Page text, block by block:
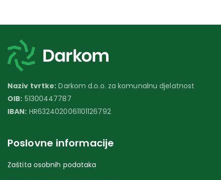
Naziv tvrtke: Darkom d.o.o. za komunalnu djelatnost
OIB: 51300447787
IBAN: HR6324020061101126792
Poslovne informacije
Zaštita osobnih podataka